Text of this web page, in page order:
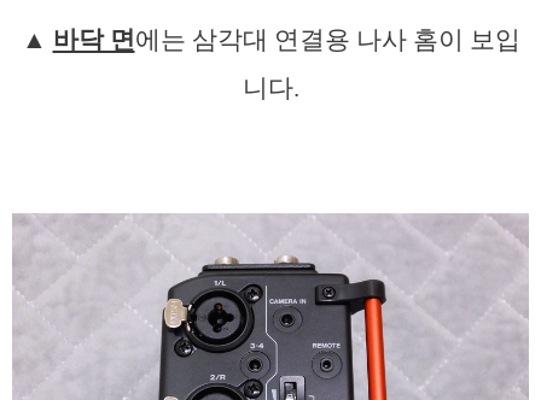
▲ 바닥 면에는 삼각대 연결용 나사 홈이 보입
니다.